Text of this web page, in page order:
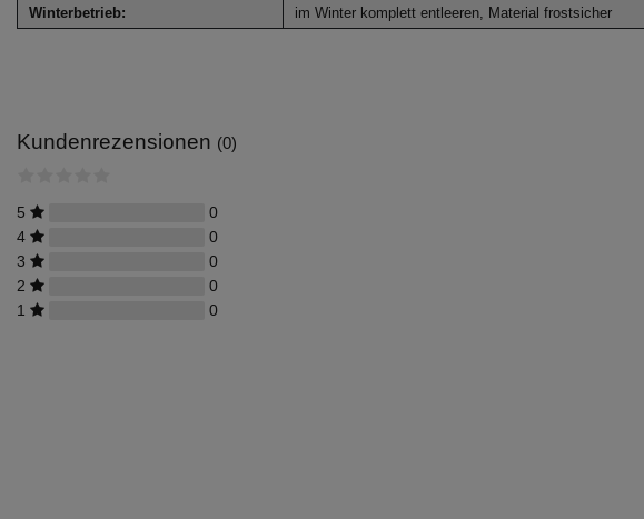
Winterbetrieb:
im Winter komplett entleeren, Material frostsicher
Kundenrezensionen (0)
5
0
4
0
3
0
2
0
1
0